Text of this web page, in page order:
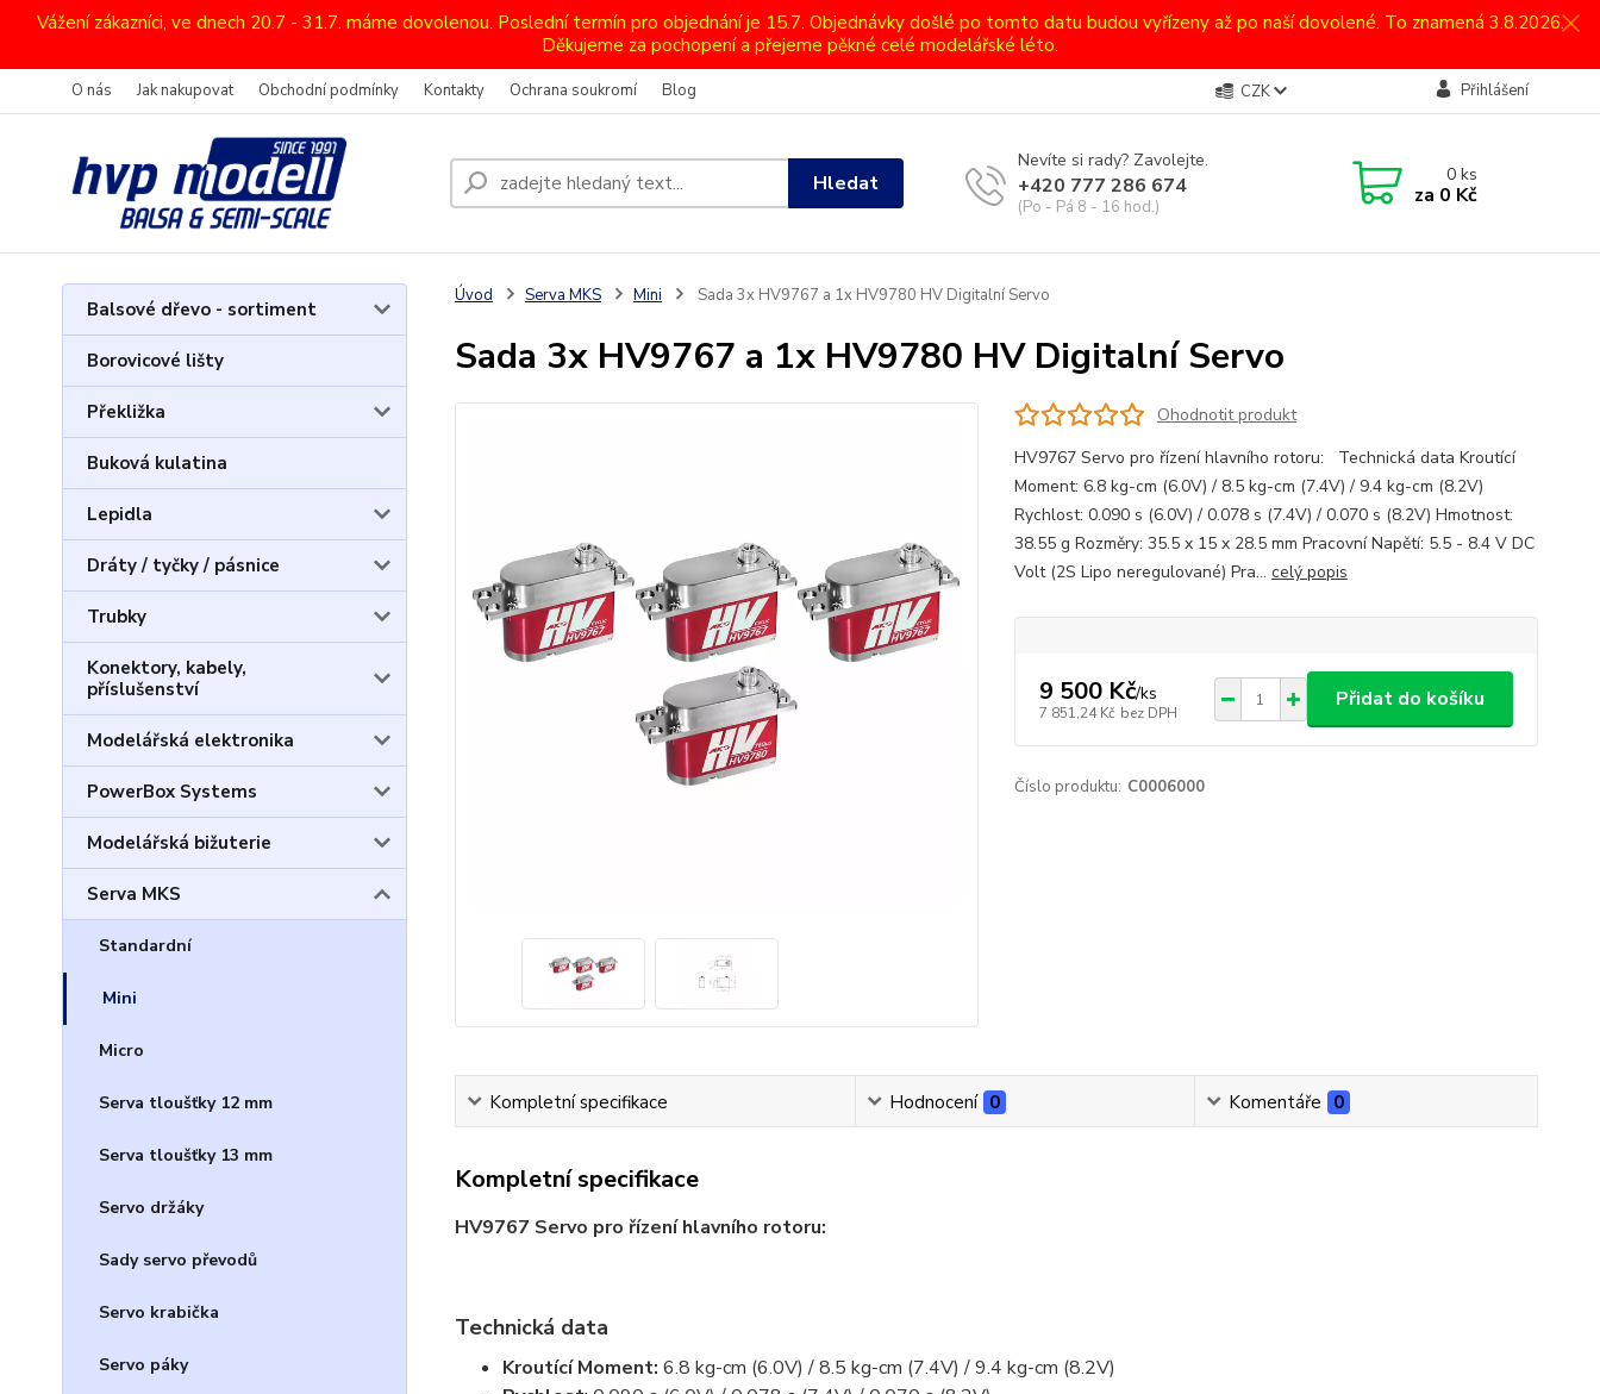
Vážení zákazníci, ve dnech 20.7 - 31.7. máme dovolenou. Poslední termín pro objednání je 15.7. Objednávky došlé po tomto datu budou vyřízeny až po naší dovolené. To znamená 3.8.2026.
Děkujeme za pochopení a přejeme pěkné celé modelářské léto.
O nás Jak nakupovat Obchodní podmínky Kontakty Ochrana soukromí Blog CZK Přihlášení
Hledat
Nevíte si rady? Zavolejte.
+420 777 286 674
(Po - Pá 8 - 16 hod.)
0ks
za 0 Kč
Balsové dřevo - sortiment
Borovicové lišty
Překližka
Buková kulatina
Lepidla
Dráty / tyčky / pásnice
Trubky
Konektory, kabely,
příslušenství
Modelářská elektronika
PowerBox Systems
Modelářská bižuterie
Serva MKS
Standardní
Mini
Micro
Serva tloušťky 12 mm
Serva tloušťky 13 mm
Servo držáky
Sady servo převodů
Servo krabička
Servo páky
Úvod Serva MKS Mini Sada 3x HV9767 a 1x HV9780 HV Digitalní Servo
Sada 3x HV9767 a 1x HV9780 HV Digitalní Servo
Ohodnotit produkt
HV9767 Servo pro řízení hlavního rotoru: Technická data Kroutící
Moment: 6.8 kg-cm (6.0V) / 8.5 kg-cm (7.4V) / 9.4 kg-cm (8.2V)
Rychlost: 0.090 s (6.0V) / 0.078 s (7.4V) / 0.070 s (8.2V) Hmotnost:
38.55 g Rozměry: 35.5 x 15 x 28.5 mm Pracovní Napětí: 5.5 - 8.4 V DC
Volt (2S Lipo neregulované) Pra... celý popis
9 500 Kč/ks
7 851,24 Kč bez DPH
Přidat do košíku
Číslo produktu: C0006000
Kompletní specifikace Hodnocení 0 Komentáře 0
Kompletní specifikace
HV9767 Servo pro řízení hlavního rotoru:
Technická data
Kroutící Moment: 6.8 kg-cm (6.0V) / 8.5 kg-cm (7.4V) / 9.4 kg-cm (8.2V)